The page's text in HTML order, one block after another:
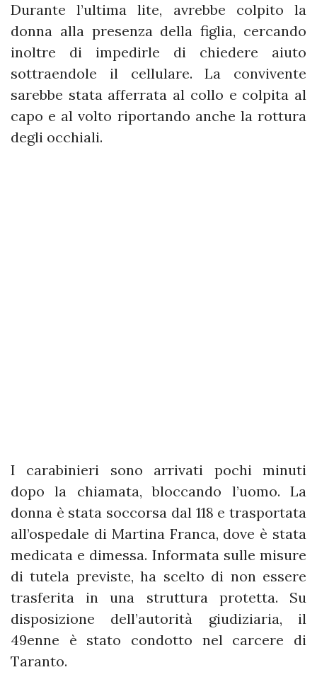
Durante l’ultima lite, avrebbe colpito la
donna alla presenza della figlia, cercando
inoltre di impedirle di chiedere aiuto
sottraendole il cellulare. La convivente
sarebbe stata afferrata al collo e colpita al
capo e al volto riportando anche la rottura
degli occhiali.
I carabinieri sono arrivati pochi minuti
dopo la chiamata, bloccando l’uomo. La
donna è stata soccorsa dal 118 e trasportata
all’ospedale di Martina Franca, dove è stata
medicata e dimessa. Informata sulle misure
di tutela previste, ha scelto di non essere
trasferita in una struttura protetta. Su
disposizione dell’autorità giudiziaria, il
49enne è stato condotto nel carcere di
Taranto.